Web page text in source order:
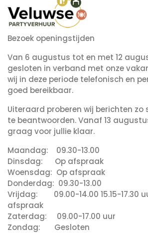
Bezoek openingstijden
Van 6 augustus tot en met 12
gesloten in verband met onze
wij in deze periode telefonisch en
goed bereikbaar.
Uiteraard proberen wij berichten zo
te beantwoorden. Vanaf 13
graag voor jullie klaar.
Maandag: 09.30-13.00
Dinsdag: Op afspraak
Woensdag: Op afspraak
Donderdag: 09.30-13.00
Vrijdag: 09.00-14.00 15.15-17.30
afspraak
Zaterdag: 09.00-17.00 uur
Zondag: Gesloten